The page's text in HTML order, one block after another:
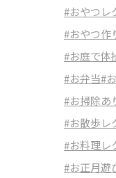
#おやつレ
#おやつ作
#お庭で体
#お弁当#
#お掃除あ
#お散歩レ
#お料理レ
#お正月遊